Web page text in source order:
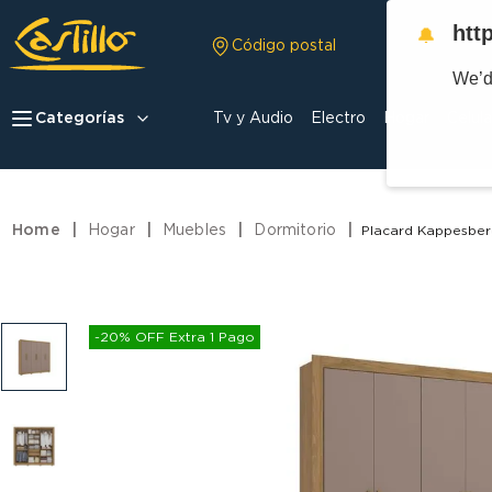
Código postal
Categorías Tv y Audio Electro
Hogar Muebles Dormitorio Placard
-20% OFF Extra 1 Pago
🔔